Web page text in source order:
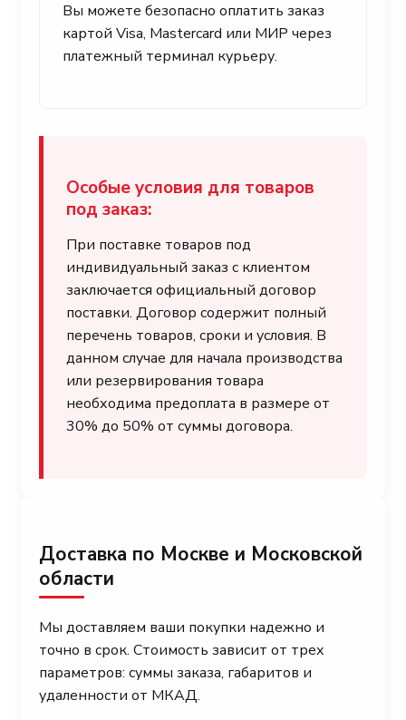
Вы можете безопасно оплатить заказ
картой Visa, Mastercard или МИР через
платежный терминал курьеру.
Особые условия для товаров
под заказ:
При поставке товаров под
индивидуальный заказ с клиентом
заключается официальный договор
поставки. Договор содержит полный
перечень товаров, сроки и условия. В
данном случае для начала производства
или резервирования товара
необходима предоплата в размере от
30% до 50% от суммы договора.
Доставка по Москве и Московской
области
Мы доставляем ваши покупки надежно и
точно в срок. Стоимость зависит от трех
параметров: суммы заказа, габаритов и
удаленности от МКАД.